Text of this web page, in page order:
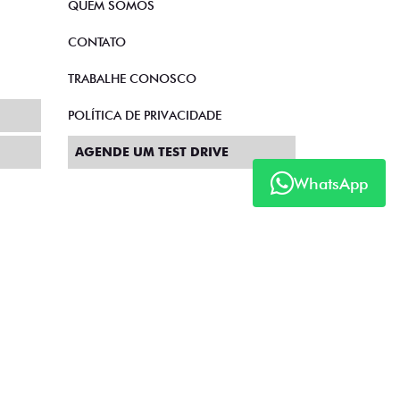
WhatsApp
QUEM SOMOS
CONTATO
TRABALHE CONOSCO
POLÍTICA DE PRIVACIDADE
AGENDE UM TEST DRIVE